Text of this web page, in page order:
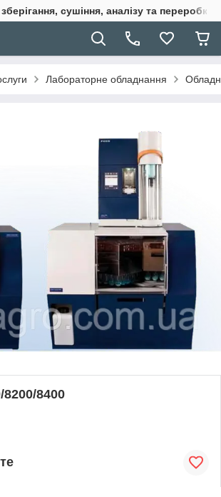
сушіння, аналізу та переробки
Лабораторне обладнання
8400